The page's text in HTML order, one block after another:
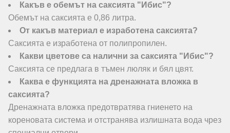
Какъв е обемът на саксията "Ибис"?
Обемът на саксията е 0,86 литра.
От какъв материал е изработена саксията?
Саксията е изработена от полипропилен.
Какви цветове са налични за саксията "Ибис"?
Саксията се предлага в тъмен люляк и бял цвят.
Каква е функцията на дренажната вложка в
саксията?
Дренажната вложка предотвратява гниенето на
кореновата система и отстранява излишната вода чрез